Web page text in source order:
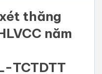
thăng
năm
TCTDTT